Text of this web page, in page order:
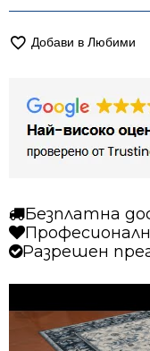
Добави в Любими
Безплатна
Разрешен